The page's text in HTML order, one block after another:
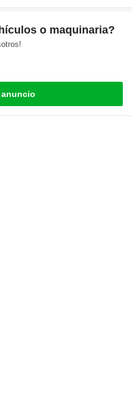
o maquinaria?